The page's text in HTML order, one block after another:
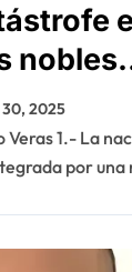
nobles
2025
por una